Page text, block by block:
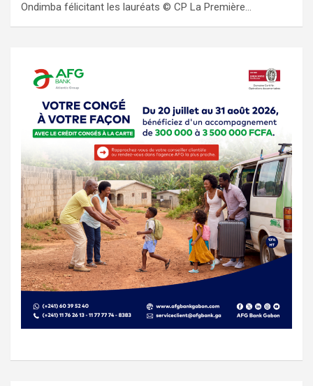
Ondimba félicitant les lauréats © CP La Première…